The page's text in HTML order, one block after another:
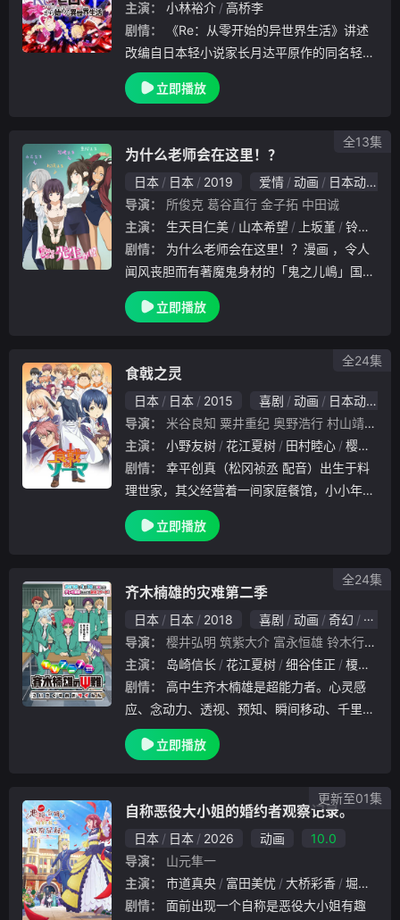
主演： 小林裕介
高桥李
剧情：
改编自日本轻小说家长月达平原作的同名轻小
说。在异世界陷入迷茫的普通高中生菜月昴，
邂逅了一位银发的美少女。但想助她一臂之力
立即播放
为什么老师会在这里！？
日本 日本 2019 爱情 动画
日本动漫
导演：
所俊克 葛谷直行 金子拓 中田诚
主演：
生天目仁美 山本希望 上坂堇
铃木崚汰
剧情：
闻风丧胆而有著魔鬼身材的「鬼之儿嶋」国语
老师·儿嶋加奈 与普通的高中生·佐藤一郎之间
发生的各种不可描述的互动！ 希望能把那种
立即播放
全13集
食戟之灵
日本 日本 2015 喜剧 动画
日本动漫
导演：
米谷良知 粟井重纪 奥野浩行 村山靖 则座
主演：
小野友树 花江夏树 田村睦心
樱井孝宏
剧情：
理世家，其父经营着一间家庭餐馆，小小年纪
的幸平即将父亲当做了榜样，发誓成为父亲那
样的料理家。某一日，父亲找到了幸平，希望
立即播放
全24集
齐木楠雄的灾难第二季
日本 日本 2018 喜剧 动画 奇幻
日本
导演：
樱井弘明 筑紫大介 富永恒雄 铃木行 则座
主演：
岛崎信长 花江夏树 细谷佳正
榎木淳弥
剧情：
应、念动力、透视、预知、瞬间移动、千里眼
等，不论任何事情都自由自在。但这任谁都羡
慕不已的最强能力，实际上对于本人而言是引
立即播放
全24集
自称恶役大小姐的婚约者观察记录。
日本 日本 2026 动画
10.0
导演：
山元隼一
主演：
市道真央 富田美忧 大桥彩香 堀江瞬
剧情：
更新至01集